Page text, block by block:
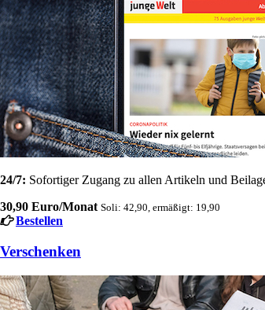
24/7: Sofortiger Zugang zu allen Artikeln und
30,90 Euro/Monat Soli: 42,90, ermäßigt: 19,90
Bestellen
Verschenken